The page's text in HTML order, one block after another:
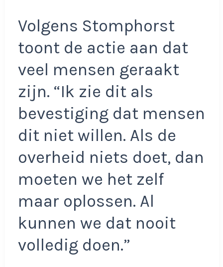
Volgens Stomphorst
toont de actie aan dat
veel mensen geraakt
zijn. “Ik zie dit als
bevestiging dat mensen
dit niet willen. Als de
overheid niets doet, dan
moeten we het zelf
maar oplossen. Al
kunnen we dat nooit
volledig doen.”